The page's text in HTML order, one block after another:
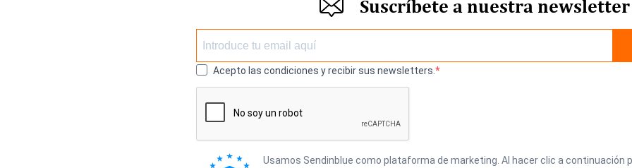
Suscríbete a nuestra newsletter
Acepto las condiciones y recibir sus newsletters.
Usamos Sendinblue como plataforma de marketing. Al hacer clic a continuación